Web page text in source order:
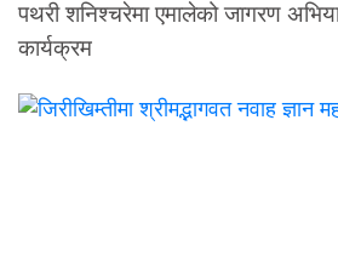
पथरी शनिश्चरेमा एमालेको जागरण
कार्यक्रम